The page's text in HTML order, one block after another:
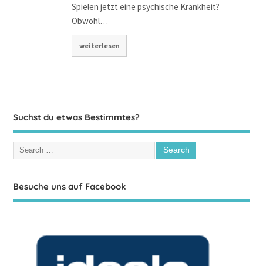
Spielen jetzt eine psychische Krankheit?
Obwohl…
weiterlesen
Suchst du etwas Bestimmtes?
Besuche uns auf Facebook